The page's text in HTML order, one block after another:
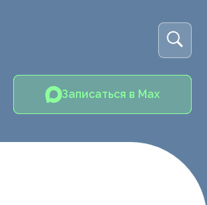
Записаться в Max